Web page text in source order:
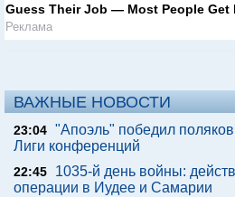
Guess Their Job — Most People Get
Реклама
ВАЖНЫЕ НОВОСТИ
23:04 "Апоэль" победил
Лиги конференций
22:45
1035-й день войны:
операции в Иудее и Самарии